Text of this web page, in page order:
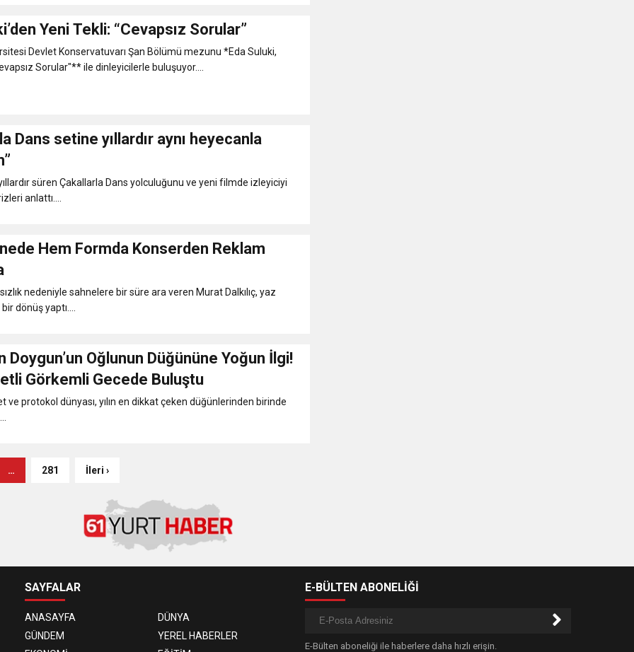
Yeni Tekli: “Cevapsız Sorular”
Devlet Konservatuvarı Şan Bölümü mezunu *Eda Suluki,
Sorular"** ile dinleyicilerle buluşuyor....
Dans setine yıllardır aynı heyecanla
süren Çakallarla Dans yolculuğunu ve yeni filmde izleyiciyi
anlattı....
Formda Konserden Reklam
nedeniyle sahnelere bir süre ara veren Murat Dalkılıç, yaz
dönüş yaptı....
Doygun’un Oğlunun Düğününe Yoğun İlgi!
Görkemli Gecede Buluştu
ve protokol dünyası, yılın en dikkat çeken düğünlerinden birinde
… 281 İleri ›
SAYFALAR
ANASAYFA
DÜNYA
GÜNDEM
YEREL HABERLER
E-BÜLTEN ABONELİĞİ
E-Bülten aboneliği ile haberlere daha hızlı erişin.